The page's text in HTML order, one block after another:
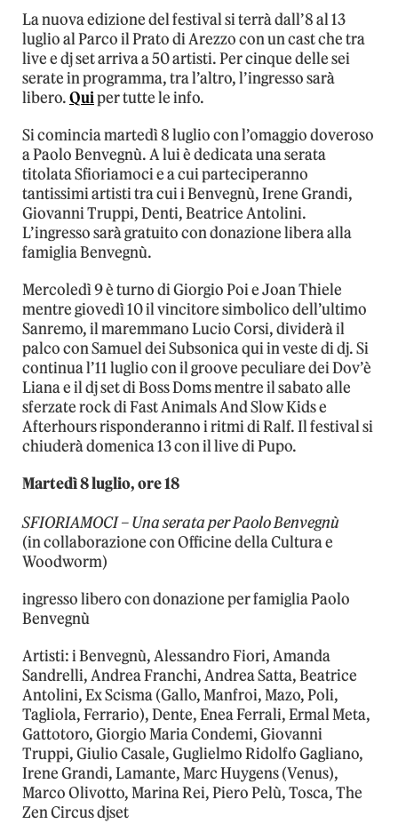
La nuova edizione del festival si terrà dall’8 al 13
luglio al Parco il Prato di Arezzo con un cast che tra
live e dj set arriva a 50 artisti. Per cinque delle sei
serate in programma, tra l’altro, l’ingresso sarà
libero.Quiper tutte le info.
Si comincia martedì 8 luglio con l’omaggio doveroso
a Paolo Benvegnù. A lui è dedicata una serata
titolata Sfioriamoci e a cui parteciperanno
tantissimi artisti tra cui i Benvegnù, Irene Grandi,
Giovanni Truppi, Denti, Beatrice Antolini.
L’ingresso sarà gratuito con donazione libera alla
famiglia Benvegnù.
Mercoledì 9 è turno di Giorgio Poi e Joan Thiele
mentre giovedì 10 il vincitore simbolico dell’ultimo
Sanremo, il maremmano Lucio Corsi, dividerà il
palco con Samuel dei Subsonica qui in veste di dj. Si
continua l’11 luglio con il groove peculiare dei Dov’è
Liana e il dj set di Boss Doms mentre il sabato alle
sferzate rock di Fast Animals And Slow Kids e
Afterhours risponderanno i ritmi di Ralf. Il festival si
chiuderà domenica 13 con il live di Pupo.
Martedì 8 luglio, ore 18
SFIORIAMOCI – Una serata per Paolo Benvegnù
(in collaborazione con Officine della Cultura e
Woodworm)
ingresso libero con donazione per famiglia Paolo
Benvegnù
Artisti: i Benvegnù, Alessandro Fiori, Amanda
Sandrelli, Andrea Franchi, Andrea Satta, Beatrice
Antolini, Ex Scisma (Gallo, Manfroi, Mazo, Poli,
Tagliola, Ferrario), Dente, Enea Ferrali, Ermal Meta,
Gattotoro, Giorgio Maria Condemi, Giovanni
Truppi, Giulio Casale, Guglielmo Ridolfo Gagliano,
Irene Grandi, Lamante, Marc Huygens (Venus),
Marco Olivotto, Marina Rei, Piero Pelù, Tosca, The
Zen Circus djset